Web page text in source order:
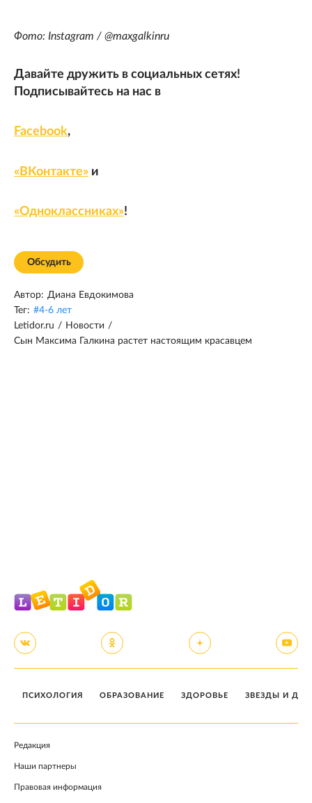
Фото: Instagram / @maxgalkinru
Давайте дружить в социальных сетях!
Подписывайтесь на нас в
Facebook,
«ВКонтакте» и
«Одноклассниках»!
Обсудить
Автор: Диана Евдокимова
Тег: #4-6 лет
Letidor.ru / Новости /
Сын Максима Галкина растет настоящим красавцем
ПСИХОЛОГИЯ ОБРАЗОВАНИЕ ЗДОРОВЬЕ ЗВЕЗДЫ И
Редакция
Наши партнеры
Правовая информация